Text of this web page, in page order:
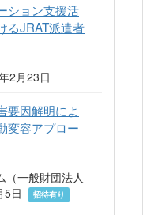
ション支援活
るJRAT派遣者
2月23日
要因解明によ
変容アプロー
（一般財団法人
5日
招待有り